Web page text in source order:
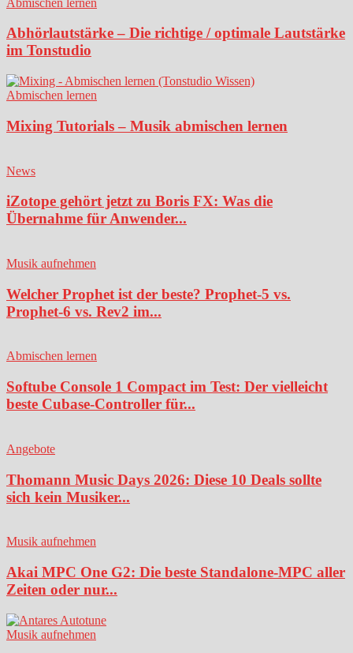
Abhörlautstärke – Die richtige / optimale Lautstärke
im Tonstudio
Abmischen lernen
Mixing Tutorials – Musik abmischen lernen
News
iZotope gehört jetzt zu Boris FX: Was die
Übernahme für Anwender...
Musik aufnehmen
Welcher Prophet ist der beste? Prophet-5 vs.
Prophet-6 vs. Rev2 im...
Abmischen lernen
Softube Console 1 Compact im Test: Der vielleicht
beste Cubase-Controller für...
Angebote
Thomann Music Days 2026: Diese 10 Deals sollte
sich kein Musiker...
Musik aufnehmen
Akai MPC One G2: Die beste Standalone-MPC aller
Zeiten oder nur...
Musik aufnehmen